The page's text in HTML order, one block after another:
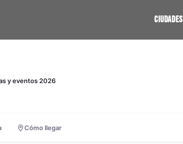
CIUDADES
y eventos 2026
Cómo llegar